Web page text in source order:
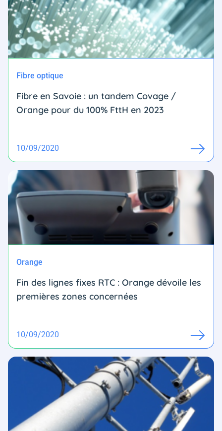
Fibre optique
Fibre en Savoie : un tandem Covage /
Orange pour du 100% FttH en 2023
10/09/2020
Orange
Fin des lignes fixes RTC : Orange dévoile les
premières zones concernées
10/09/2020